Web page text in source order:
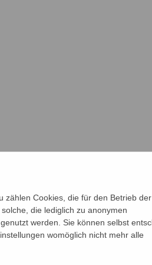
und das Training
Koordination, Ausdauer.
Hobbies, neuen Medien,
Ausgesprochene und
werden.
Cookies, die für den Betrieb
die lediglich zu anonymen
werden. Sie können selbst
womöglich nicht mehr alle